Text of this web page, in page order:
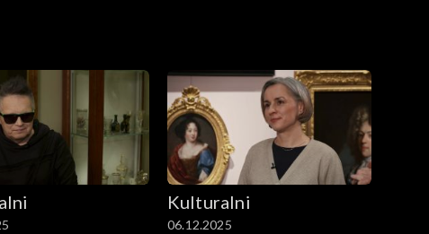
Kulturalni
06.12.2025